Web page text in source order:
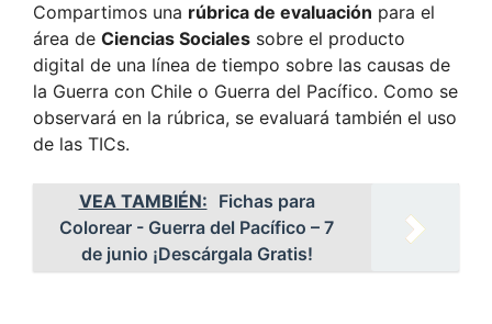
Compartimos una rúbrica de evaluación para el
área de Ciencias Sociales sobre el producto
digital de una línea de tiempo sobre las causas de
la Guerra con Chile o Guerra del Pacífico. Como se
observará en la rúbrica, se evaluará también el uso
de las TICs.
VEA TAMBIÉN: Fichas para
Colorear - Guerra del Pacífico – 7
de junio ¡Descárgala Gratis!